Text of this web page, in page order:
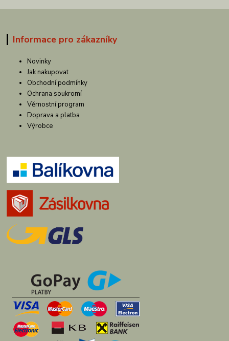
Informace pro zákazníky
Novinky
Jak nakupovat
Obchodní podmínky
Ochrana soukromí
Věrnostní program
Doprava a platba
Výrobce